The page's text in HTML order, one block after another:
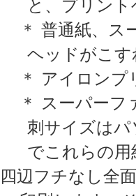
と、プリン
＊ 普通紙、
ヘッドがこす
＊ アイロン
＊ スーパー
刺サイズは
でこれらの
四辺フチなし全